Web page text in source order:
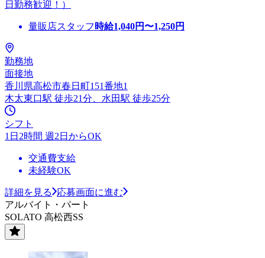
日勤務歓迎！）
量販店スタッフ 時給1,040円〜1,250円
勤務地
面接地
香川県高松市春日町151番地1
木太東口駅 徒歩21分、水田駅 徒歩25分
シフト
1日2時間 週2日からOK
交通費支給
未経験OK
詳細を見る
応募画面に進む
アルバイト・パート
SOLATO 高松西SS